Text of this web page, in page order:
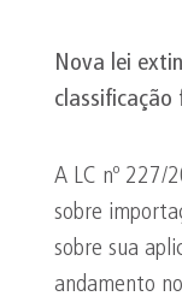
Nova lei
classificação
A LC nº 227/
sobre
sobre sua
andamento